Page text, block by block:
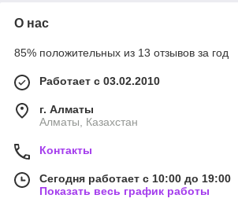
О нас
85% положительных из 13 отзывов за год
Работает с 03.02.2010
г. Алматы
Алматы, Казахстан
Контакты
Сегодня работает с 10:00 до 19:00
Показать весь график работы